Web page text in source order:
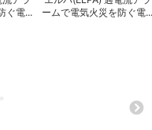
ぐ電...
ームで電気火災を防ぐ電